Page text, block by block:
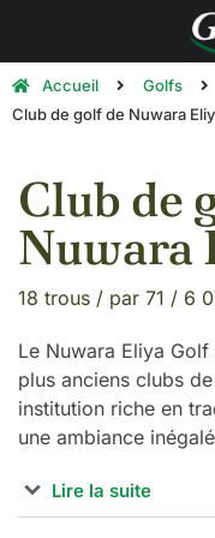
Accueil Golfs
Club de golf de Nuwara
Club de
Nuwara
18 trous / par 71 / 6
Le Nuwara Eliya
plus anciens clubs
institution riche en
une ambiance
Lire la suite